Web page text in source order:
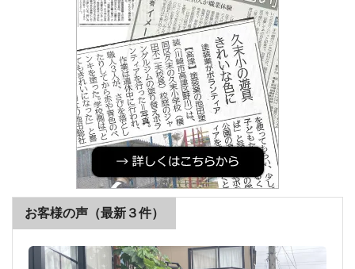
お客様の声（最新３件）